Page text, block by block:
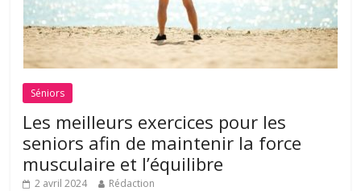
Séniors
Les meilleurs exercices pour les
seniors afin de maintenir la force
musculaire et l’équilibre
2 avril 2024 Rédaction